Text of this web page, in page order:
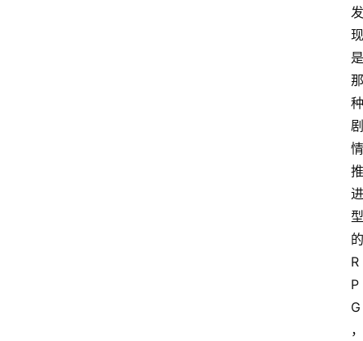
发
现
是
那
种
剧
情
推
进
型
的
R
P
G
，